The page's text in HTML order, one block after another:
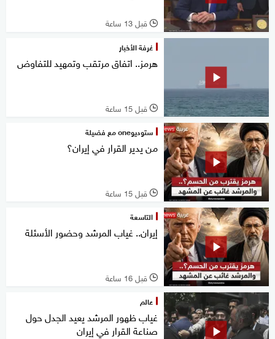
l قبل 13 ساعة
غرفة الأخبار
هرمز.. اتفاق مرتقب وتمهيد للتفاوض
l قبل 15 ساعة
ستوديوone مع فضيلة
من يدير القرار في إيران؟
l قبل 15 ساعة
التاسعة
إيران.. غياب المرشد وحضور الأسئلة
l قبل 16 ساعة
عالم
غياب ظهور المرشد يعيد الجدل حول
صناعة القرار في إيران